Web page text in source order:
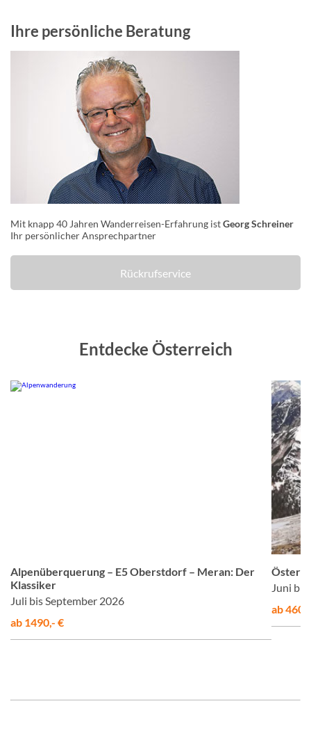
Ihre persönliche Beratung
Mit knapp 40 Jahren Wanderreisen-Erfahrung istGeorg Schreiner
Ihr persönlicher Ansprechpartner
Rückrufservice
Entdecke Österreich
Alpenüberquerung – E5 Oberstdorf – Meran: Der
Klassiker
Juli bis September 2026
ab 1490,- €
Juni
ab